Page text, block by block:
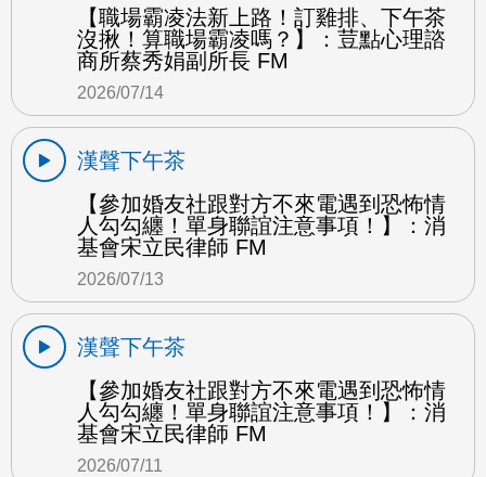
【職場霸凌法新上路！訂雞排、下午茶
沒揪！算職場霸凌嗎？】：荳點心理諮
商所蔡秀娟副所長 FM
2026/07/14
漢聲下午茶
【參加婚友社跟對方不來電遇到恐怖情
人勾勾纏！單身聯誼注意事項！】：消
基會宋立民律師 FM
2026/07/13
漢聲下午茶
【參加婚友社跟對方不來電遇到恐怖情
人勾勾纏！單身聯誼注意事項！】：消
基會宋立民律師 FM
2026/07/11